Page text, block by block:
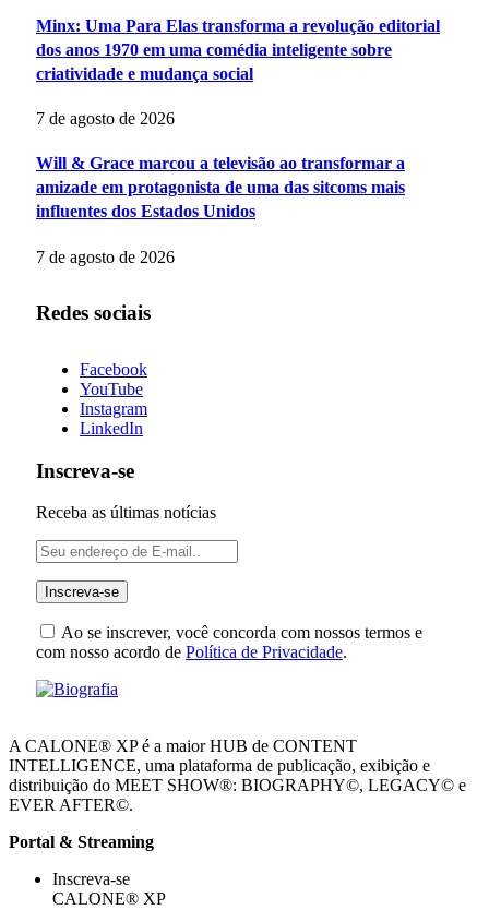
Minx: Uma Para Elas transforma a revolução editorial
dos anos 1970 em uma comédia inteligente sobre
criatividade e mudança social
7 de agosto de 2026
Will & Grace marcou a televisão ao transformar a
amizade em protagonista de uma das sitcoms mais
influentes dos Estados Unidos
7 de agosto de 2026
Redes sociais
Facebook
YouTube
Instagram
LinkedIn
Inscreva-se
Receba as últimas notícias
Ao se inscrever, você concorda com nossos termos e
com nosso acordo de Política de Privacidade.
A CALONE® XP é a maior HUB de CONTENT
INTELLIGENCE, uma plataforma de publicação, exibição e
distribuição do MEET SHOW®: BIOGRAPHY©, LEGACY© e
EVER AFTER©.
Portal & Streaming
Inscreva-se
CALONE® XP